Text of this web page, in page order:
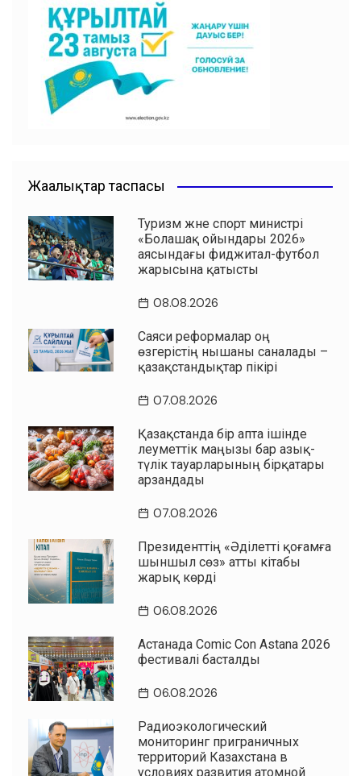
o
o
k
p
p
m
Жаңалықтар таспасы
Туризм және спорт министрі
«Болашақ ойындары 2026»
аясындағы фиджитал-футбол
жарысына қатысты
08.08.2026
Саяси реформалар оң
өзгерістің нышаны саналады –
қазақстандықтар пікірі
07.08.2026
Қазақстанда бір апта ішінде
әлеуметтік маңызы бар азық-
түлік тауарларының бірқатары
арзандады
07.08.2026
Президенттің «Әділетті қоғамға
шыншыл сөз» атты кітабы
жарық көрді
06.08.2026
Астанада Comic Con Astana 2026
фестивалі басталды
06.08.2026
Радиоэкологический
мониторинг приграничных
территорий Казахстана в
условиях развития атомной